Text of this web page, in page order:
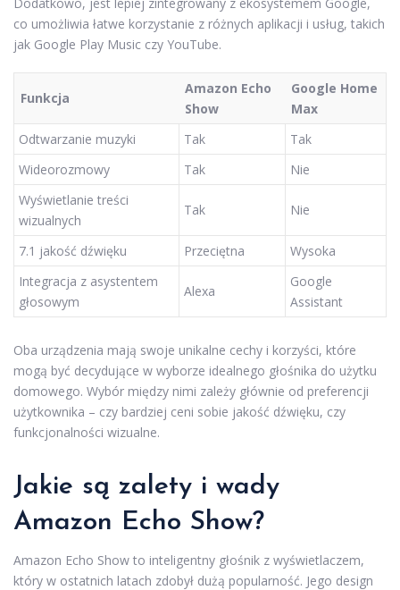
co umożliwia łatwe korzystanie z różnych aplikacji i usług, takich
jak Google Play Music czy YouTube.
Funkcja
Amazon Echo
Show
Google Home
Max
Odtwarzanie muzyki
Tak
Tak
Wideorozmowy
Tak
Nie
Wyświetlanie treści
wizualnych
Tak Nie
7.1 jakość dźwięku Przeciętna
Wysoka
Integracja z asystentem
głosowym
Alexa
Google
Assistant
Oba urządzenia mają swoje unikalne cechy i korzyści, które
mogą być decydujące w wyborze idealnego głośnika do użytku
domowego. Wybór między nimi zależy głównie od preferencji
użytkownika – czy bardziej ceni sobie jakość dźwięku, czy
funkcjonalności wizualne.
Jakie są zalety i wady
Amazon Echo Show?
Amazon Echo Show to inteligentny głośnik z wyświetlaczem,
który w ostatnich latach zdobył dużą popularność. Jego design